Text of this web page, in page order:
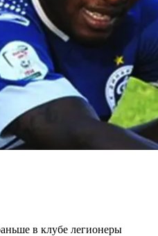
в клубе легионеры